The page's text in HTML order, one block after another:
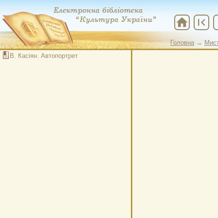
Головна →
home first_page
В. Касіян. Автопортрет